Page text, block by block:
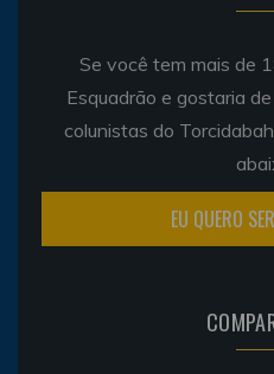
Se você tem mais de
Esquadrão e gostaria
colunistas do
EU QUERO